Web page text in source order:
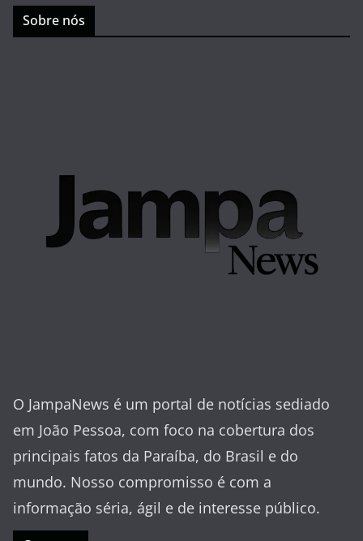
Sobre nós
O JampaNews é um portal de notícias sediado
em João Pessoa, com foco na cobertura dos
principais fatos da Paraíba, do Brasil e do
mundo. Nosso compromisso é com a
informação séria, ágil e de interesse público.